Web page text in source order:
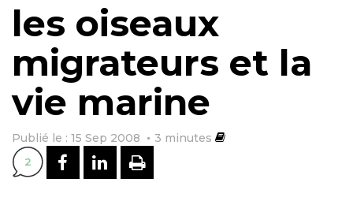
les oiseaux
migrateurs et la
vie marine
Publié le : 15 Sep 2008 3 minutes
2 PARTAGER SUR FACEBOOK
PARTAGER SUR
IMPRIMER